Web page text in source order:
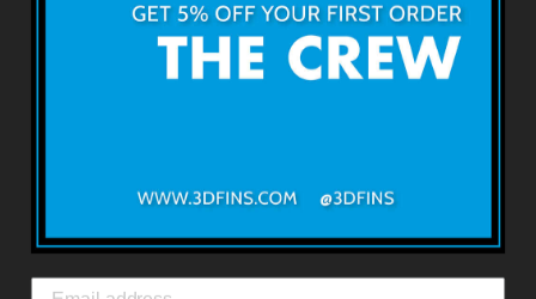
返品・返金について
エクスプレスグローバルシッピング*